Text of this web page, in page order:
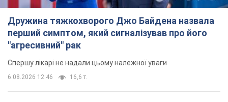
Дружина тяжкохворого Джо Байдена назвала
перший симптом, який сигналізував про його
"агресивний" рак
Спершу лікарі не надали цьому належної уваги
6.08.2026 12:46 16,6 т.